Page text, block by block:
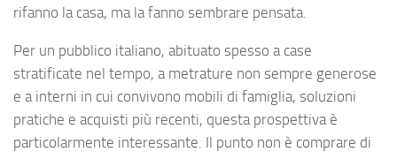
rifanno la casa, ma la fanno sembrare pensata.
Per un pubblico italiano, abituato spesso a case
stratificate nel tempo, a metrature non sempre generose
e a interni in cui convivono mobili di famiglia, soluzioni
pratiche e acquisti più recenti, questa prospettiva è
particolarmente interessante. Il punto non è comprare di